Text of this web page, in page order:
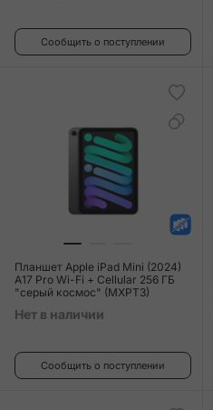
Сообщить о поступлении
Планшет Apple iPad Mini (2024)
A17 Pro Wi-Fi + Cellular 256 ГБ
"серый космос" (MXPT3)
Нет в наличии
Сообщить о поступлении